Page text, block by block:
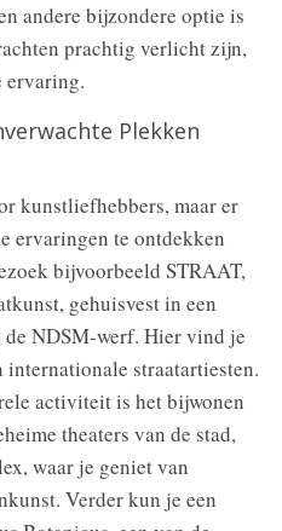
andere bijzondere optie is
prachtig verlicht zijn,
ervaring.
Plekken
kunstliefhebbers, maar er
ervaringen te ontdekken
bijvoorbeeld STRAAT,
gehuisvest in een
NDSM-werf. Hier vind je
straatartiesten.
activiteit is het bijwonen
theaters van de stad,
waar je geniet van
Verder kun je een